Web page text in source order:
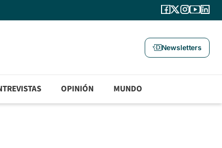
Newsletters
OPINIÓN MUNDO